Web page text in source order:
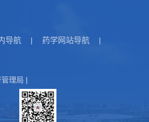
导航 | 药学网站导航 |
理局 |